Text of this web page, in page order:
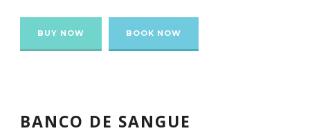
BUY NOW BOOK NOW
BANCO DE SANGUE